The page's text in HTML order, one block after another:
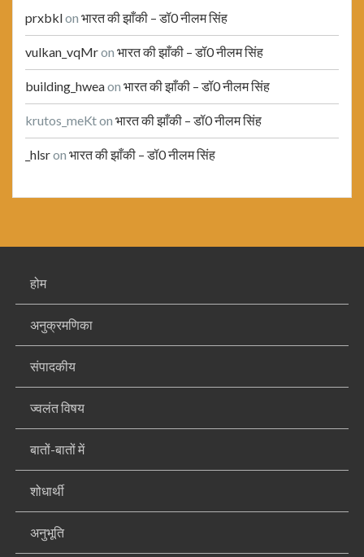
prxbklon भारत की झाँकी – डॉ0 नीलम सिंह
vulkan_vqMron भारत की झाँकी – डॉ0 नीलम सिंह
building_hweaon भारत की झाँकी – डॉ0 नीलम सिंह
krutos_meKton भारत की झाँकी – डॉ0 नीलम सिंह
_hlsron भारत की झाँकी – डॉ0 नीलम सिंह
होम
अनुक्रमणिका
संपादकीय
ज्वलंत विषय
बातों-बातों में
शोधार्थी
अनुभूति